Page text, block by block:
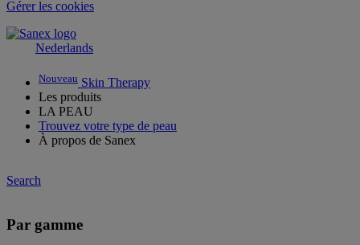
Gérer les cookies
Nederlands
Nouveau Skin Therapy
Les produits
LA PEAU
Trouvez votre type de peau
À propos de Sanex
Search
Par gamme